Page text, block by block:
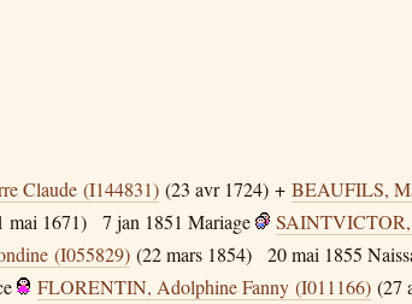
Claude (I144831) (23 avr 1724) + BEAUFILS,
mai 1671) 7 jan 1851 Mariage
(I055829) (22 mars 1854) 20 mai 1855
FLORENTIN, Adolphine Fanny (I011166) (27